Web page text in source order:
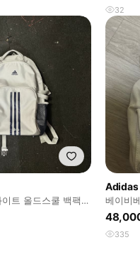
32
트 올드스쿨 백팩
Adidas
베이비
가방
335